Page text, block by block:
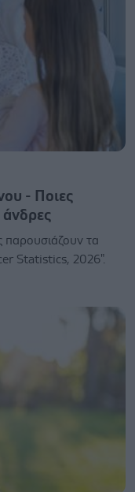
- Ποιες
άνδρες
παρουσιάζουν τα
Statistics, 2026".